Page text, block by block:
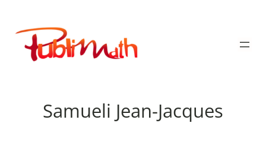
contenu
Publimath
Samueli Jean-Jacques